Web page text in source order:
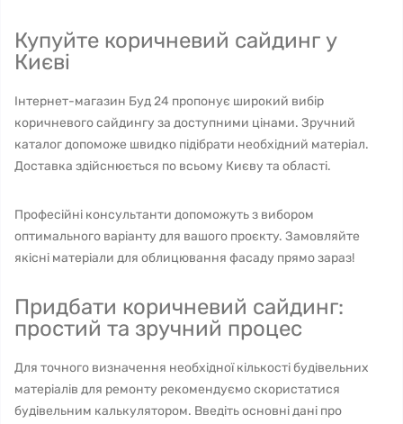
Купуйте коричневий сайдинг у
Києві
Інтернет-магазин Буд 24 пропонує широкий вибір
коричневого сайдингу за доступними цінами. Зручний
каталог допоможе швидко підібрати необхідний матеріал.
Доставка здійснюється по всьому Києву та області.
Професійні консультанти допоможуть з вибором
оптимального варіанту для вашого проєкту. Замовляйте
якісні матеріали для облицювання фасаду прямо зараз!
Придбати коричневий сайдинг:
простий та зручний процес
Для точного визначення необхідної кількості будівельних
матеріалів для ремонту рекомендуємо скористатися
будівельним калькулятором. Введіть основні дані про